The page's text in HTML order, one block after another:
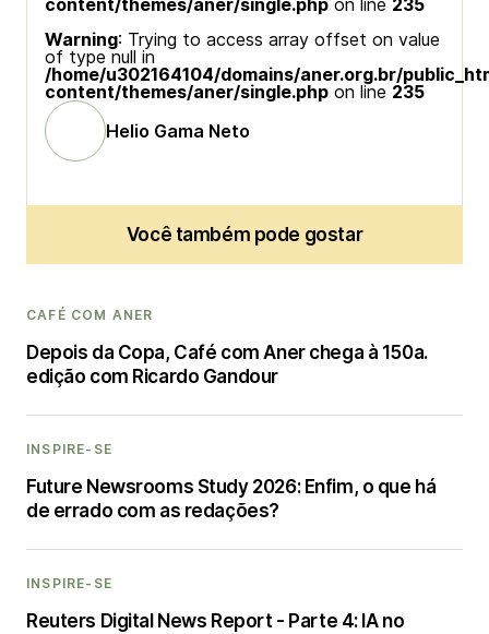
content/themes/aner/single.php on line 235
Warning: Trying to access array offset on value
of type null in
/home/u302164104/domains/aner.org.br/
content/themes/aner/single.php on line 235
Helio Gama Neto
Você também pode gostar
CAFÉ COM ANER
Depois da Copa, Café com Aner chega à 150a.
edição com Ricardo Gandour
INSPIRE-SE
Future Newsrooms Study 2026: Enfim, o que há
de errado com as redações?
INSPIRE-SE
Reuters Digital News Report - Parte 4: IA no